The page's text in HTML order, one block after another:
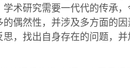
术研究需要一代代的传承
偶然性，并涉及多方面的
，找出自身存在的问题，